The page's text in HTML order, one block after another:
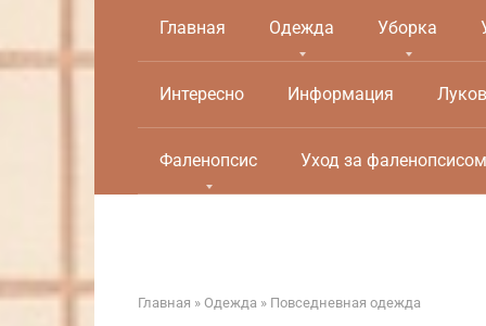
Главная Одежда Уборка
Интересно Информация
Фаленопсис Уход за фаленопсисом
Главная » Одежда » Повседневная одежда